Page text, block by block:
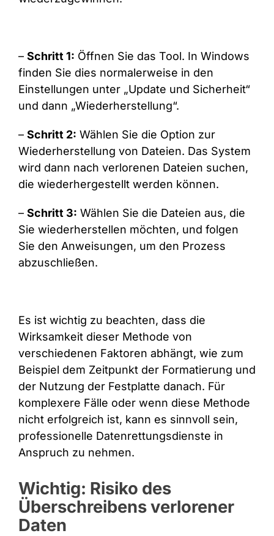
– Schritt 1: Öffnen Sie das Tool. In Windows
finden Sie dies normalerweise in den
Einstellungen unter „Update und Sicherheit“
und dann „Wiederherstellung“.
– Schritt 2: Wählen Sie die Option zur
Wiederherstellung von Dateien. Das System
wird dann nach verlorenen Dateien suchen,
die wiederhergestellt werden können.
– Schritt 3: Wählen Sie die Dateien aus, die
Sie wiederherstellen möchten, und folgen
Sie den Anweisungen, um den Prozess
abzuschließen.
Es ist wichtig zu beachten, dass die
Wirksamkeit dieser Methode von
verschiedenen Faktoren abhängt, wie zum
Beispiel dem Zeitpunkt der Formatierung und
der Nutzung der Festplatte danach. Für
komplexere Fälle oder wenn diese Methode
nicht erfolgreich ist, kann es sinnvoll sein,
professionelle Datenrettungsdienste in
Anspruch zu nehmen.
Wichtig: Risiko des
Überschreibens verlorener
Daten